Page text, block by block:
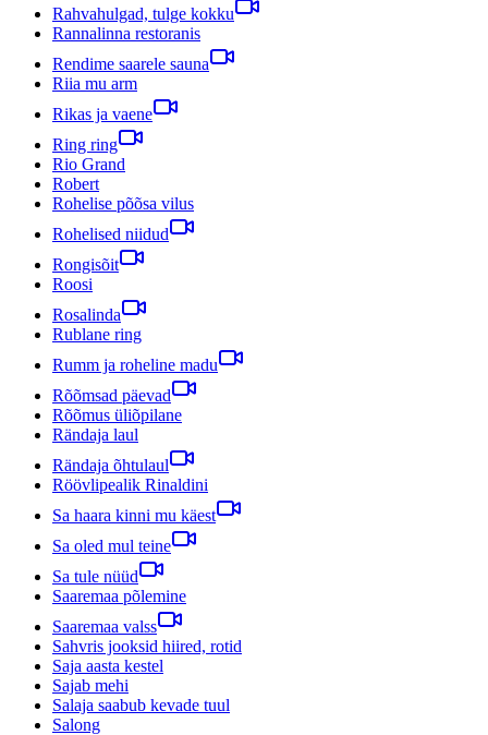
Rahvahulgad, tulge kokku
Rannalinna restoranis
Rendime saarele sauna
Riia mu arm
Rikas ja vaene
Ring ring
Rio Grand
Robert
Rohelise põõsa vilus
Rohelised niidud
Rongisõit
Roosi
Rosalinda
Rublane ring
Rumm ja roheline madu
Rõõmsad päevad
Rõõmus üliõpilane
Rändaja laul
Rändaja õhtulaul
Röövlipealik Rinaldini
Sa haara kinni mu käest
Sa oled mul teine
Sa tule nüüd
Saaremaa põlemine
Saaremaa valss
Sahvris jooksid hiired, rotid
Saja aasta kestel
Sajab mehi
Salaja saabub kevade tuul
Salong